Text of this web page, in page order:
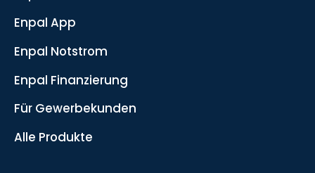
Enpal App
Enpal Notstrom
Enpal Finanzierung
Für Gewerbekunden
Alle Produkte